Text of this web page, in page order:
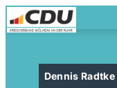
Dennis